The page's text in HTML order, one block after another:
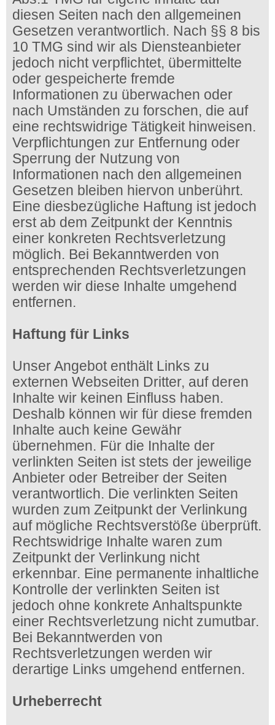
diesen Seiten nach den allgemeinen
Gesetzen verantwortlich. Nach §§ 8 bis
10 TMG sind wir als Diensteanbieter
jedoch nicht verpflichtet, übermittelte
oder gespeicherte fremde
Informationen zu überwachen oder
nach Umständen zu forschen, die auf
eine rechtswidrige Tätigkeit hinweisen.
Verpflichtungen zur Entfernung oder
Sperrung der Nutzung von
Informationen nach den allgemeinen
Gesetzen bleiben hiervon unberührt.
Eine diesbezügliche Haftung ist jedoch
erst ab dem Zeitpunkt der Kenntnis
einer konkreten Rechtsverletzung
möglich. Bei Bekanntwerden von
entsprechenden Rechtsverletzungen
werden wir diese Inhalte umgehend
entfernen.
Haftung für Links
Unser Angebot enthält Links zu
externen Webseiten Dritter, auf deren
Inhalte wir keinen Einfluss haben.
Deshalb können wir für diese fremden
Inhalte auch keine Gewähr
übernehmen. Für die Inhalte der
verlinkten Seiten ist stets der jeweilige
Anbieter oder Betreiber der Seiten
verantwortlich. Die verlinkten Seiten
wurden zum Zeitpunkt der Verlinkung
auf mögliche Rechtsverstöße überprüft.
Rechtswidrige Inhalte waren zum
Zeitpunkt der Verlinkung nicht
erkennbar. Eine permanente inhaltliche
Kontrolle der verlinkten Seiten ist
jedoch ohne konkrete Anhaltspunkte
einer Rechtsverletzung nicht zumutbar.
Bei Bekanntwerden von
Rechtsverletzungen werden wir
derartige Links umgehend entfernen.
Urheberrecht